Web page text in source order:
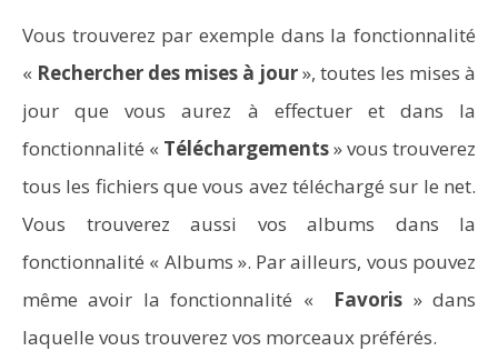
Comment programmer l’arrêt automatique de son pc
sous Windows 10 ?
Vous trouverez par exemple dans la fonctionnalité
« Rechercher des mises à jour», toutes les mises à
jour que vous aurez à effectuer et dans la
fonctionnalité « Téléchargements» vous trouverez
tous les fichiers que vous avez téléchargé sur le net.
Vous trouverez aussi vos albums dans la
fonctionnalité « Albums ». Par ailleurs, vous pouvez
même avoir la fonctionnalité « Favoris » dans
laquelle vous trouverez vos morceaux préférés.